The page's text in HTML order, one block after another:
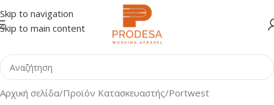
Skip to navigation
Skip to main content
Αρχική σελίδα Προϊόν Κατασκευαστής Portwest